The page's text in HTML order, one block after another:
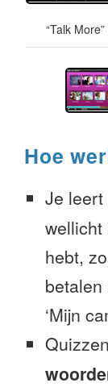
“Talk
Hoe
Je leert
wellicht
hebt,
betalen
‘Mijn